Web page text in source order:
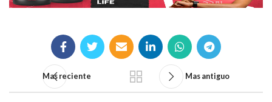
Mas reciente Mas antiguo